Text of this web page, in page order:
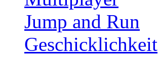
Jump and Run
Geschicklichkeit